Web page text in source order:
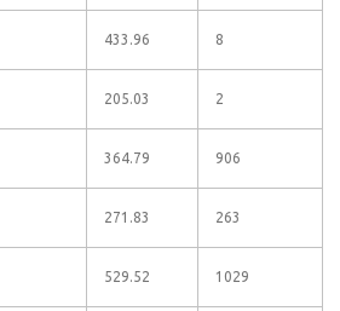
433.96 8
205.03 2
364.79 906
271.83 263
529.52 1029